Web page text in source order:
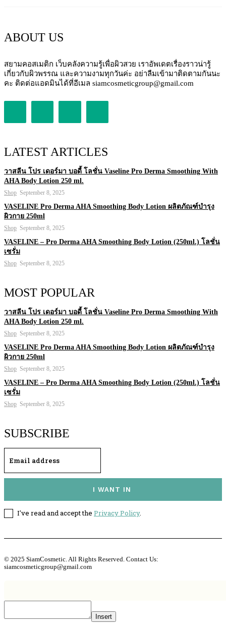
ABOUT US
สยามคอสเมติก เว็บคลังความรู้เพื่อผิวสวย เราอัพเดตเรื่องราวน่ารู้
เกี่ยวกับผิวพรรณ และความงามทุกวันค่ะ อย่าลืมเข้ามาติดตามกันนะ
คะ ติดต่อแอดมินได้ที่อีเมล siamcosmeticgroup@gmail.com
LATEST ARTICLES
วาสลีน โปร เดอร์มา บอดี้ โลชั่น Vaseline Pro Derma Smoothing With
AHA Body Lotion 250 ml.
Shop September 8, 2025
VASELINE Pro Derma AHA Smoothing Body Lotion ผลิตภัณฑ์บำรุง
ผิวกาย 250ml
Shop September 8, 2025
VASELINE – Pro Derma AHA Smoothing Body Lotion (250ml.) โลชั่น
เซรั่ม
Shop September 8, 2025
MOST POPULAR
วาสลีน โปร เดอร์มา บอดี้ โลชั่น Vaseline Pro Derma Smoothing With
AHA Body Lotion 250 ml.
Shop September 8, 2025
VASELINE Pro Derma AHA Smoothing Body Lotion ผลิตภัณฑ์บำรุง
ผิวกาย 250ml
Shop September 8, 2025
VASELINE – Pro Derma AHA Smoothing Body Lotion (250ml.) โลชั่น
เซรั่ม
Shop September 8, 2025
SUBSCRIBE
I WANT IN
I've read and accept the Privacy Policy.
© 2025 SiamCosmetic. All Rights Reserved. Contact Us:
siamcosmeticgroup@gmail.com
Insert